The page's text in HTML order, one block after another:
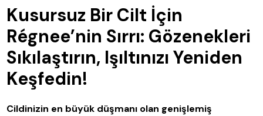
Kusursuz Bir Cilt İçin
Régnee’nin Sırrı: Gözenekleri
Sıkılaştırın, Işıltınızı Yeniden
Keşfedin!
Cildinizin en büyük düşmanı olan genişlemiş